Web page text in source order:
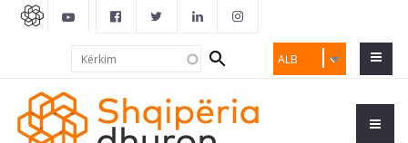
ALB
Search
form